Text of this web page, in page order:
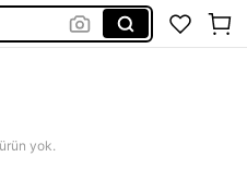
yok.